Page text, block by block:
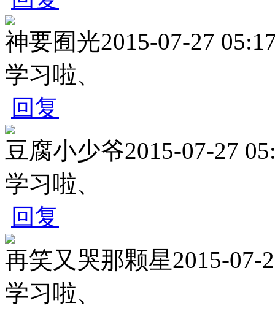
神要囿光2015-07-27
学习啦、
回复
豆腐小少爷2015-07-27
学习啦、
回复
再笑又哭那颗星2015-07-
学习啦、